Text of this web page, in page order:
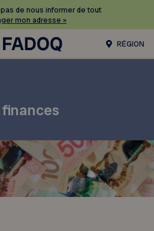
de nous informer de tout
mon adresse »
RÉGION